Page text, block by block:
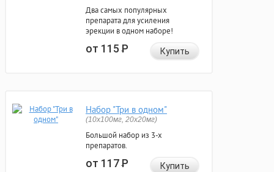
Два самых популярных
препарата для усиления
эрекции в одном наборе!
от 115Р Купить
Набор "Три в одном"
(10x100мг, 20x20мг)
Большой набор из 3-х
препаратов.
от 117Р Купить